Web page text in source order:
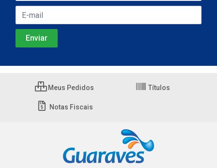
Meus Pedidos Títulos
Notas Fiscais